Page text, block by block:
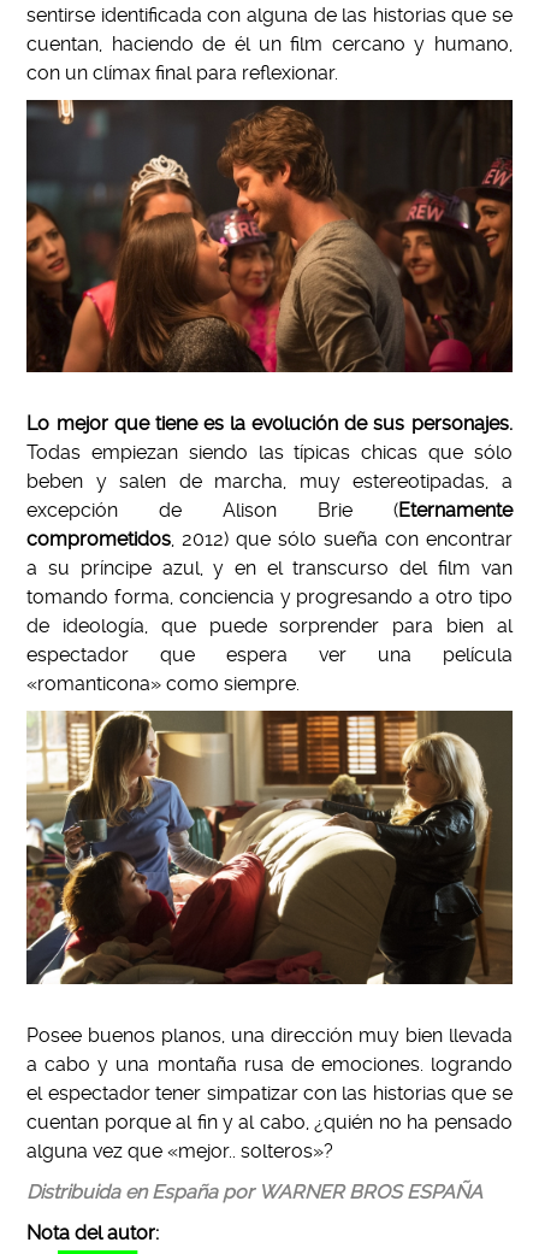
sentirse identificada con alguna de las historias que se
cuentan, haciendo de él un film cercano y humano,
con un clímax final para reflexionar.
Lo mejor que tiene es la evolución de sus personajes.
Todas empiezan siendo las típicas chicas que sólo
beben y salen de marcha, muy estereotipadas, a
excepción de Alison Brie (Eternamente
comprometidos, 2012) que sólo sueña con encontrar
a su príncipe azul, y en el transcurso del film van
tomando forma, conciencia y progresando a otro tipo
de ideología, que puede sorprender para bien al
espectador que espera ver una película
«romanticona» como siempre.
Posee buenos planos, una dirección muy bien llevada
a cabo y una montaña rusa de emociones. logrando
el espectador tener simpatizar con las historias que se
cuentan porque al fin y al cabo, ¿quién no ha pensado
alguna vez que «mejor.. solteros»?
Distribuida en España por WARNER BROS ESPAÑA
Nota del autor: